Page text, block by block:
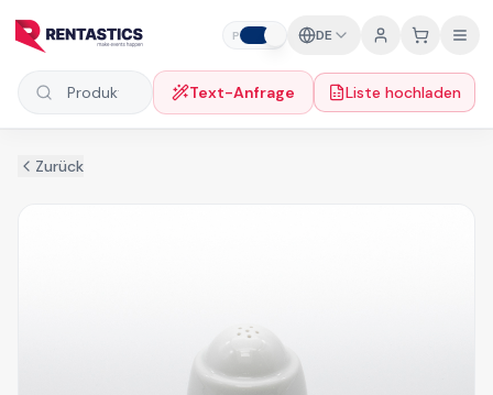
P DE
Produkte suchen Text-Anfrage Liste hochladen
Zurück